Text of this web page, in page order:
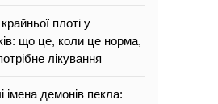
плоті у
що це, коли це норма,
лікування
імена демонів пекла: